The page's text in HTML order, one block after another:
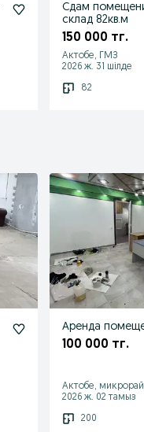
Сдам
склад 82кв.м
150 000 тг.
Актобе, ГМЗ
2026 ж. 31 шілде
82
Аренда
100 000 тг.
Актобе,
2026 ж. 02 тамыз
200